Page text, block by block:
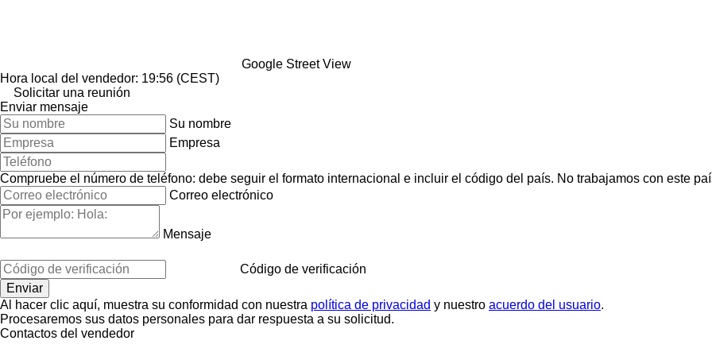
Google Street View
Hora local del vendedor: 19:56 (CEST)
Solicitar una reunión
Enviar mensaje
Su nombre
Empresa
Compruebe el número de teléfono: debe seguir el formato internacional e incluir el código del país. No trabajamos con este
Correo electrónico
Mensaje
Código de verificación
Al hacer clic aquí, muestra su conformidad con nuestra política de privacidad y nuestro acuerdo del usuario.
Procesaremos sus datos personales para dar respuesta a su solicitud.
Contactos del vendedor